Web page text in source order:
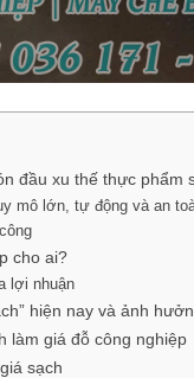
đầu xu thế thực phẩm
mô lớn, tự động và an
cho ai?
lợi nhuận
hiện nay và ảnh
làm giá đỗ công nghiệp
sạch